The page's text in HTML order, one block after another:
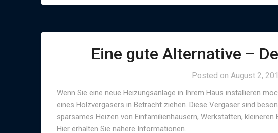
Eine gute Alternative –
Posted onAugust 2,
Wenn Sie eine neue Heizungsanlage in Ihrem Haus installieren
eines Holzvergasers in Betracht ziehen. Diese Vergaser sind
sparsames Heizen von Einfamilienhäusern, Werkstätten, kleineren
Hier erhalten Sie nähere Informationen.